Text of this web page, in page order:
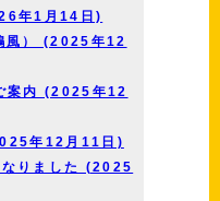
年1月14日)
風） (2025年12
案内 (2025年12
年12月11日)
なりました (2025